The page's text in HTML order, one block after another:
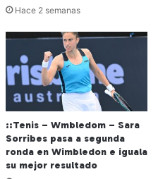
Hace 2 semanas
::Tenis – Wmbledom – Sara
Sorribes pasa a segunda
ronda en Wimbledon e iguala
su mejor resultado